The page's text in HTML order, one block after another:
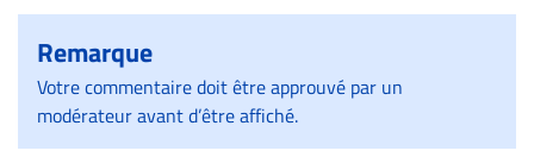
Remarque
Votre commentaire doit être approuvé par un
modérateur avant d’être affiché.